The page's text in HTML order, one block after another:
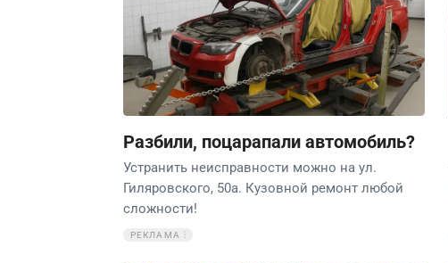
Разбили, поцарапали автомобиль?
Устранить неисправности можно на ул.
Гиляровского, 50а. Кузовной ремонт любой
сложности!
РЕКЛАМА